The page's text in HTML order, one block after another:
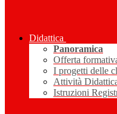
Didattica
Panoramica
Offerta
I progetti delle
Attività
Istruzioni